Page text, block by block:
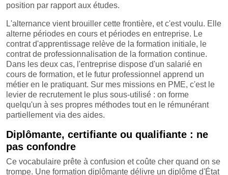
position par rapport aux études.
L'alternance vient brouiller cette frontière, et c'est voulu. Elle
alterne périodes en cours et périodes en entreprise. Le
contrat d'apprentissage relève de la formation initiale, le
contrat de professionnalisation de la formation continue.
Dans les deux cas, l'entreprise dispose d'un salarié en
cours de formation, et le futur professionnel apprend un
métier en le pratiquant. Sur mes missions en PME, c'est le
levier de recrutement le plus sous-utilisé : on forme
quelqu'un à ses propres méthodes tout en le rémunérant
partiellement via des aides.
Diplômante, certifiante ou qualifiante : ne
pas confondre
Ce vocabulaire prête à confusion et coûte cher quand on se
trompe. Une formation diplômante délivre un diplôme d'État